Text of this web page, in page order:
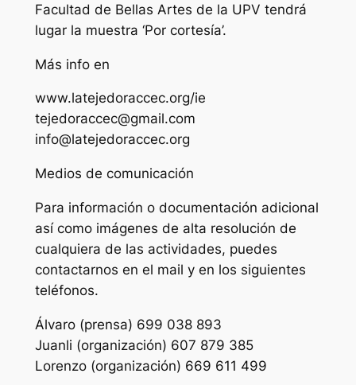
Facultad de Bellas Artes de la UPV tendrá
lugar la muestra ‘Por cortesía’.
Más info en
www.latejedoraccec.org/ie
tejedoraccec@gmail.com
info@latejedoraccec.org
Medios de comunicación
Para información o documentación adicional
así como imágenes de alta resolución de
cualquiera de las actividades, puedes
contactarnos en el mail y en los siguientes
teléfonos.
Álvaro (prensa) 699 038 893
Juanli (organización) 607 879 385
Lorenzo (organización) 669 611 499